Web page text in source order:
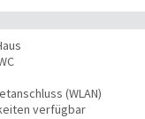
(WLAN)
verfügbar